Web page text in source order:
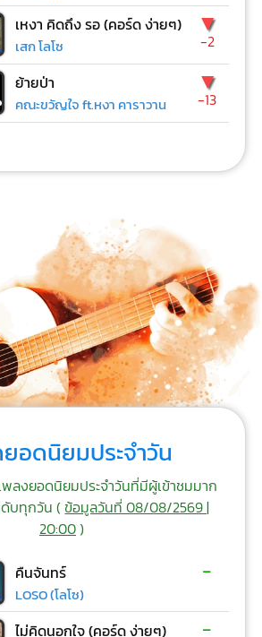
เหงา คิดถึง รอ (คอร์ด ง่ายๆ)
เสก โลโซ
▼
-2
ย้ายป่า
คณะขวัญใจ ft.หงา คาราวาน
▼
-13
อดนิยมประจำวัน
ลงยอดนิยมประจำวันที่มีผู้เข้าชมมาก
บทุกวัน (ข้อมูลวันที่ 08/08/2569 |
20:00)
คืนจันทร์
LOSO (โลโซ)
-
ไม่คิดนอกใจ (คอร์ด ง่ายๆ) -